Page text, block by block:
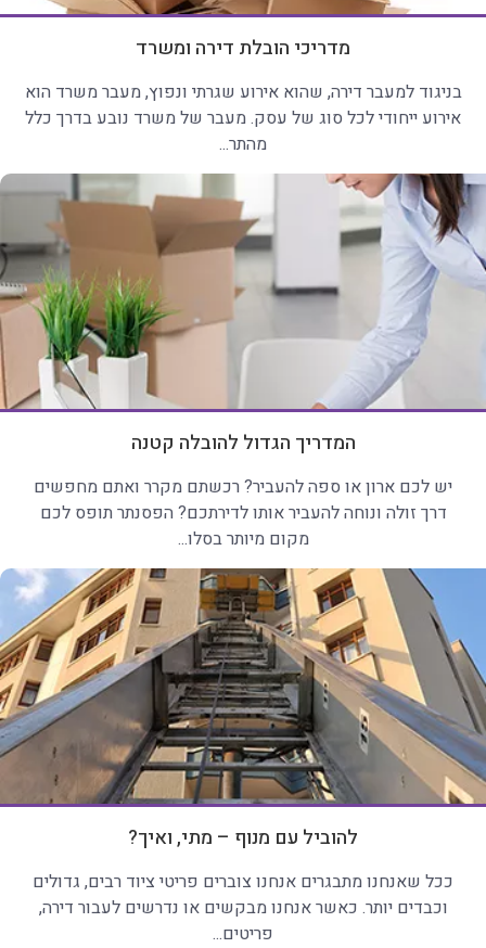
מדריכי הובלת דירה ומשרד
בניגוד למעבר דירה, שהוא אירוע שגרתי ונפוץ, מעבר משרד הוא
אירוע ייחודי לכל סוג של עסק. מעבר של משרד נובע בדרך כלל
מהתר...
המדריך הגדול להובלה קטנה
יש לכם ארון או ספה להעביר? רכשתם מקרר ואתם מחפשים
דרך זולה ונוחה להעביר אותו לדירתכם? הפסנתר תופס לכם
מקום מיותר בסלו...
להוביל עם מנוף – מתי, ואיך?
ככל שאנחנו מתבגרים אנחנו צוברים פריטי ציוד רבים, גדולים
וכבדים יותר. כאשר אנחנו מבקשים או נדרשים לעבור דירה,
פריטים...